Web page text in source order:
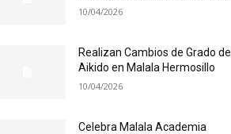
10/04/2026
Realizan Cambios de Grado de
Aikido en Malala Hermosillo
10/04/2026
Celebra Malala Academia